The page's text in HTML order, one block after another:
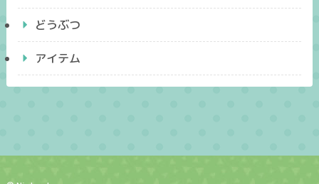
どうぶつ
アイテム